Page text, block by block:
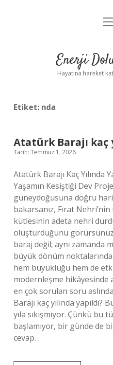
Yasal
Enerji
Hayatına hareket
Etiket: nda
Atatürk Barajı kaç
Tarih: Temmuz 1, 2026
Atatürk Barajı Kaç Yılında
Yaşamın Kesiştiği Dev
güneydoğusuna doğru
bakarsanız, Fırat
kütlesinin adeta nehri
oluşturduğunu
baraj değil; aynı zamanda
büyük dönüm
hem büyüklüğü hem de
modernleşme hikâyesinde
en çok sorulan soru
Barajı kaç yılında
yıla sıkışmıyor. Çünkü
başlamıyor, bir günde de
cevap…